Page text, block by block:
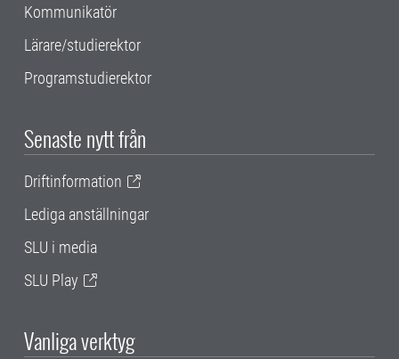
Kommunikatör
Lärare/studierektor
Programstudierektor
Senaste nytt från
Driftinformation
Lediga anställningar
SLU i media
SLU Play
Vanliga verktyg